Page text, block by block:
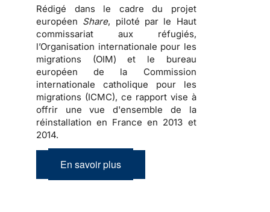
Rédigé dans le cadre du projet
européen Share, piloté par le Haut
commissariat aux réfugiés,
l’Organisation internationale pour les
migrations (OIM) et le bureau
européen de la Commission
internationale catholique pour les
migrations (ICMC), ce rapport vise à
offrir une vue d'ensemble de la
réinstallation en France en 2013 et
2014.
En savoir plus